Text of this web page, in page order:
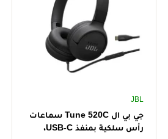
JBL
جي بي ال Tune 520C سماعات
رأس سلكية بمنفذ USB-C،